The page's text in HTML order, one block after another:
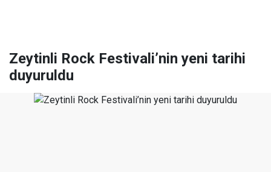
Zeytinli Rock Festivali’nin yeni tarihi
duyuruldu